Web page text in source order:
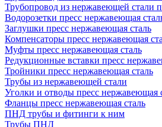
Трубопровод из нержавеющей стали
Водорозетки пресс нержавеющая
Заглушки пресс нержавеющая сталь
Компенсаторы пресс нержавеющая
Муфты пресс нержавеющая сталь
Редукционные вставки пресс
Тройники пресс нержавеющая сталь
Трубы из нержавеющей стали
Уголки и отводы пресс нержавеющая
Фланцы пресс нержавеющая сталь
ПНД трубы и фитинги к ним
Трубы ПНД